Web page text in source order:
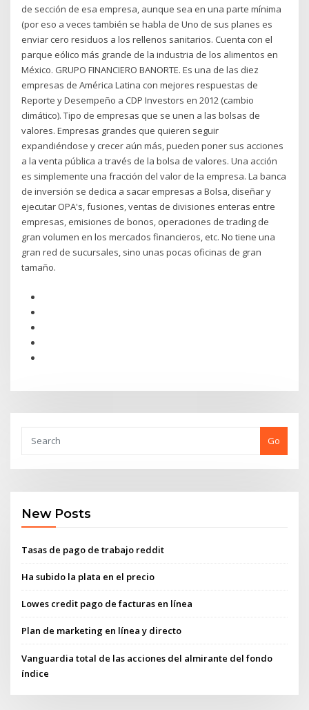
de sección de esa empresa, aunque sea en una parte mínima
(por eso a veces también se habla de Uno de sus planes es
enviar cero residuos a los rellenos sanitarios. Cuenta con el
parque eólico más grande de la industria de los alimentos en
México. GRUPO FINANCIERO BANORTE. Es una de las diez
empresas de América Latina con mejores respuestas de
Reporte y Desempeño a CDP Investors en 2012 (cambio
climático). Tipo de empresas que se unen a las bolsas de
valores. Empresas grandes que quieren seguir
expandiéndose y crecer aún más, pueden poner sus acciones
a la venta pública a través de la bolsa de valores. Una acción
es simplemente una fracción del valor de la empresa. La banca
de inversión se dedica a sacar empresas a Bolsa, diseñar y
ejecutar OPA's, fusiones, ventas de divisiones enteras entre
empresas, emisiones de bonos, operaciones de trading de
gran volumen en los mercados financieros, etc. No tiene una
gran red de sucursales, sino unas pocas oficinas de gran
tamaño.
Go
New Posts
Tasas de pago de trabajo reddit
Ha subido la plata en el precio
Lowes credit pago de facturas en línea
Plan de marketing en línea y directo
Vanguardia total de las acciones del almirante del fondo
índice